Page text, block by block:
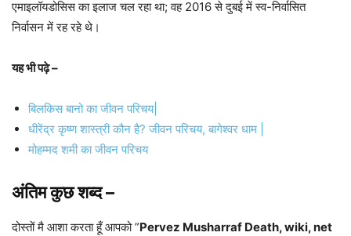
एमाइलॉयडोसिस का इलाज चल रहा था; वह 2016 से दुबई में स्व-निर्वासित
निर्वासन में रह रहे थे।
यह भी पढ़े –
बिलकिस बानो का जीवन परिचय|
धीरेंद्र कृष्ण शास्त्री कौन है? जीवन परिचय, बागेश्वर धाम |
मोहम्मद शमी का जीवन परिचय
अंतिम कुछ शब्द –
दोस्तों मै आशा करता हूँ आपको ”Pervez Musharraf Death, wiki, net